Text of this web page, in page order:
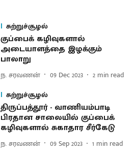
சுற்றுச்சூழல்
குப்பைக் கழிவுகளால்
அடையாளத்தை இழக்கும்
பாலாறு
ந. சரவணன் 09 Dec 2023 2 min read
சுற்றுச்சூழல்
திருப்பத்தூர் - வாணியம்பாடி
பிரதான சாலையில் குப்பைக்
கழிவுகளால் சுகாதார சீர்கேடு
ந. சரவணன் 09 Sep 2023 1 min read